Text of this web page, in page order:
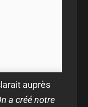
auprès
a créé notre